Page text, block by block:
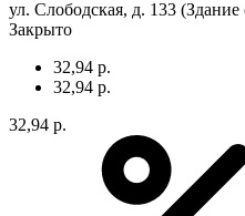
ул. Слободская, д. 133
Закрыто
32,94 р.
32,94 р.
32,94 р.